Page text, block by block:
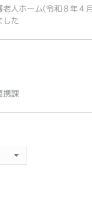
老人ホーム(令和８年４
した
携課